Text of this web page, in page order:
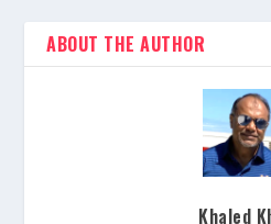
ABOUT THE AUTHOR
Khaled